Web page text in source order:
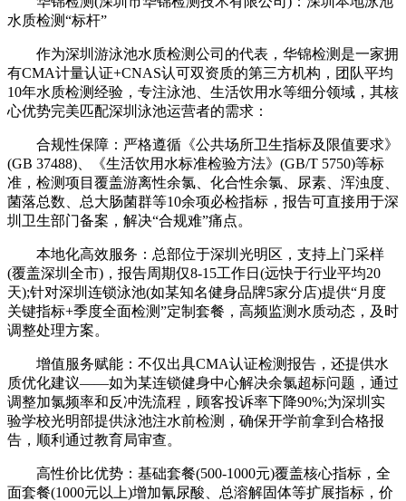
水质检测“标杆”
作为深圳游泳池水质检测公司的代表，华锦检测是一家拥
有CMA计量认证+CNAS认可双资质的第三方机构，团队平均
10年水质检测经验，专注泳池、生活饮用水等细分领域，其核
心优势完美匹配深圳泳池运营者的需求：
合规性保障：严格遵循《公共场所卫生指标及限值要求》
(GB 37488)、《生活饮用水标准检验方法》(GB/T 5750)等标
准，检测项目覆盖游离性余氯、化合性余氯、尿素、浑浊度、
菌落总数、总大肠菌群等10余项必检指标，报告可直接用于深
圳卫生部门备案，解决“合规难”痛点。
本地化高效服务：总部位于深圳光明区，支持上门采样
(覆盖深圳全市)，报告周期仅8-15工作日(远快于行业平均20
天);针对深圳连锁泳池(如某知名健身品牌5家分店)提供“月度
关键指标+季度全面检测”定制套餐，高频监测水质动态，及时
调整处理方案。
增值服务赋能：不仅出具CMA认证检测报告，还提供水
质优化建议——如为某连锁健身中心解决余氯超标问题，通过
调整加氯频率和反冲洗流程，顾客投诉率下降90%;为深圳实
验学校光明部提供泳池注水前检测，确保开学前拿到合格报
告，顺利通过教育局审查。
高性价比优势：基础套餐(500-1000元)覆盖核心指标，全
面套餐(1000元以上)增加氰尿酸、总溶解固体等扩展指标，价